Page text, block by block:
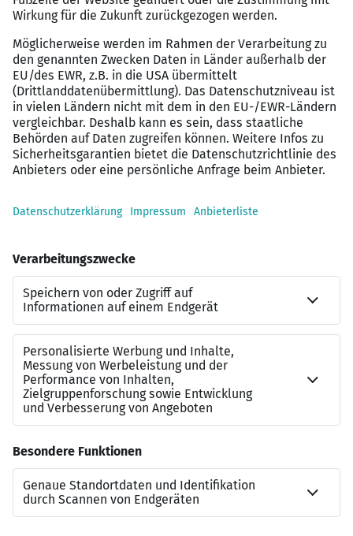
besonderen Fokus auf Elternzeitrückkehrer, u.v.m
Starker Fokus auf Diversity & Inclusion mit
internen Netzwerken (z. B. Families@Page,
Women@Page, Ability@Page, Pride@Page,
Unity@Page), gemeinsamen Social Impact- und
Spendenzielen, Inklusionsschulungen, u.v.m.
Bei uns kannst du viel bewirken: Du lernst die
verschiedensten Menschen und Organisationen kennen,
ermöglichst so einen optimalen Neubeginn für alle
jetzt.
Kontakt
Alica Spangenberg
Referenznummer
JN-062026-7034616
Beraterkontakt
+491622160198